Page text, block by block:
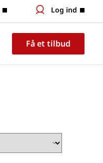
Log ind
Få et tilbud